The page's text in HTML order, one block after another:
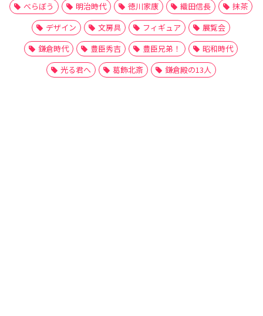
べらぼう
明治時代 徳川家康 織田信長
抹茶
デザイン
文房具 フィギュア
展覧会
鎌倉時代
豊臣秀吉 豊臣兄弟！
昭和時代
光る君へ
葛飾北斎 鎌倉殿の13人